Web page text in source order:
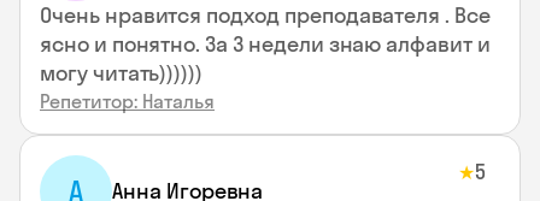
Очень нравится подход преподавателя . Все
ясно и понятно. За 3 недели знаю алфавит и
могу читать))))))
Репетитор: Наталья
А Анна Игоревна
★5